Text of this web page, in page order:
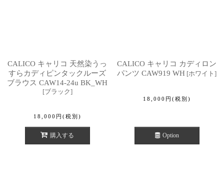
CALICO キャリコ 天然染うっ
すらカディピンタックルーズ
ブラウス CAW14-24u BK_WH
[ブラック]
18,000 円 (税別)
購入する
CALICO キャリコ カディロン
パンツ CAW919 WH [ホワイト ]
18,000 円 (税別)
Option